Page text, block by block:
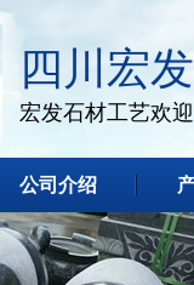
四川宏
宏发石材工艺欢迎
公司介绍